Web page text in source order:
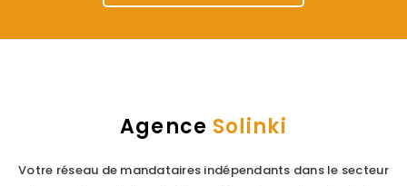
Agence Solinki
Votre réseau de mandataires indépendants dans le secteur